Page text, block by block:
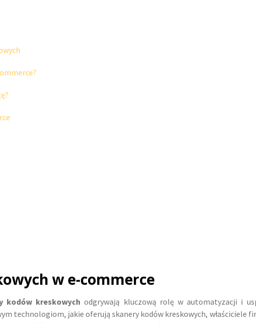
w e-commerce
kodów kreskowych odgrywają kluczową rolę w automatyzacji i
technologiom, jakie oferują skanery kodów kreskowych, właściciele